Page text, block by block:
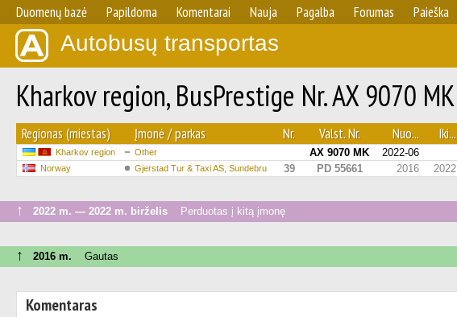
Duomenų bazė Papildoma Komentarai Nauja Pagalba Forumas Paieška
Autobusų transportas
Kharkov region, BusPrestige Nr. AX 9070 MK
Regionas (miestas) Įmonė / parkas Nr. Valst. Nr. Nuo... Iki...
Kharkov region Other AX 9070 MK 2022-06
Norway Gjerstad Tur & Taxi AS, Sundebru 39 PD 55661 2016 2022
↑ 2022 m. — 2022 m. birželis Perduotas į kitą įmonę
↑ 2016 m. Gautas
Komentaras